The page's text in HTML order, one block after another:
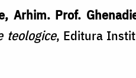
Arhim. Prof.
teologice, Editura